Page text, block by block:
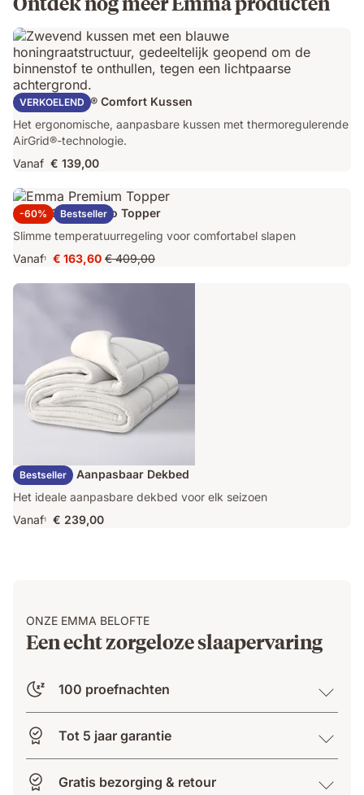
VERKOELEND
Emma AirGrid® Comfort Kussen
Het ergonomische, aanpasbare kussen met thermoregulerende
AirGrid®-technologie.
Vanaf € 139,00
-60% Bestseller
Emma Original Pro Topper
Slimme temperatuurregeling voor comfortabel slapen
Vanaf1
Prijs
€ 163,60
€ 163,60 Oorspronkelijke
prijs
€ 409,00
Bestseller
Emma Duo Aanpasbaar Dekbed
Het ideale aanpasbare dekbed voor elk seizoen
Vanaf1 € 239,00
ONZE EMMA BELOFTE
Een echt zorgeloze slaapervaring
100 proefnachten
Tot 5 jaar garantie
Gratis bezorging & retour